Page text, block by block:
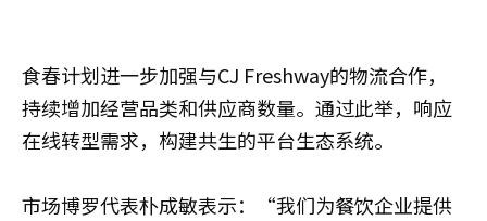
食春计划进一步加强与CJ Freshway的物流合作，
持续增加经营品类和供应商数量。通过此举，响应
在线转型需求，构建共生的平台生态系统。
市场博罗代表朴成敏表示：“我们为餐饮企业提供